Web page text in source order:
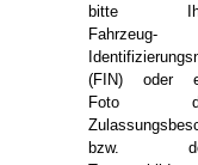
bitte
Fahrzeug-
(FIN) oder
Foto
bzw.